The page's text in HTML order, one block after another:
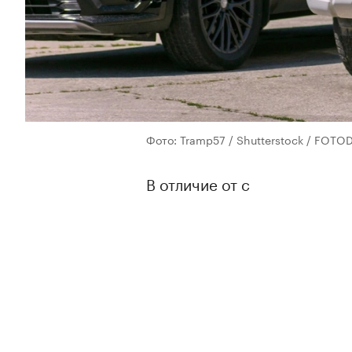
Фото: Tramp57 / Shutterstock /
В отличие от с